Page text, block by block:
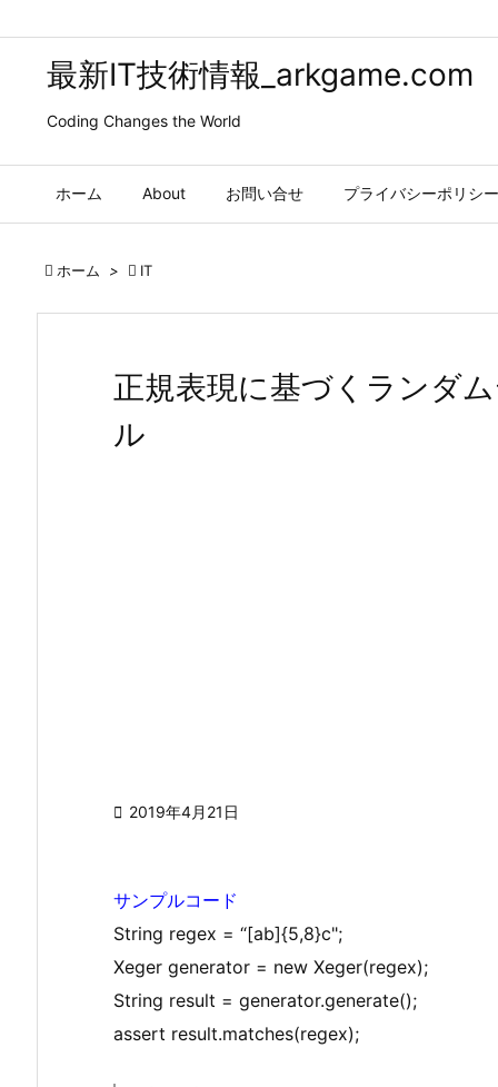
最新IT技術情報_arkgame.com
Coding Changes the World
ホーム About お問い合せ プライバシーポリシー
 ホーム >  IT
正規表現に基づくランダ
ル
 2019年4月21日
サンプルコード
String regex = “[ab]{5,8}c";
Xeger generator = new Xeger(regex);
String result = generator.generate();
assert result.matches(regex);